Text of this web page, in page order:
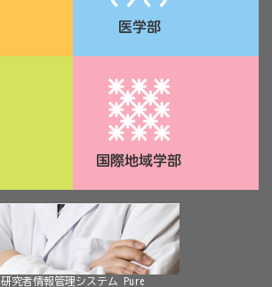
研究者情報管理システム Pure